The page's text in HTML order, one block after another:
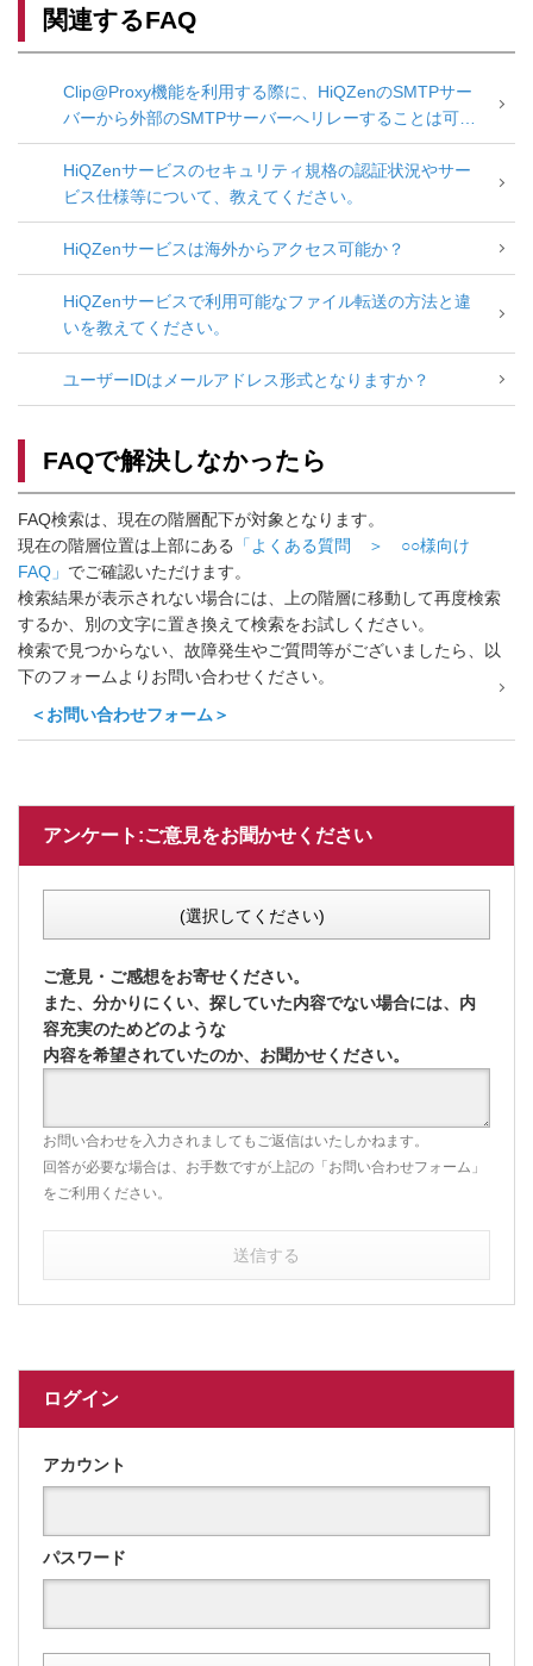
関連するFAQ
Clip@Proxy機能を利用する際に、HiQZenのSMTPサー
バーから外部のSMTPサーバーへリレーすることは可能
ですか？
HiQZenサービスのセキュリティ規格の認証状況やサー
ビス仕様等について、教えてください。
HiQZenサービスは海外からアクセス可能か？
HiQZenサービスで利用可能なファイル転送の方法と違
いを教えてください。
ユーザーIDはメールアドレス形式となりますか？
FAQで解決しなかったら
FAQ検索は、現在の階層配下が対象となります。
現在の階層位置は上部にある
「よくある質問 ＞ ○○様向け
FAQ」 でご確認いただけます。
検索結果が表示されない場合には、上の階層に移動して再度検索
するか、別の文字に置き換えて検索をお試しください。
検索で見つからない、故障発生やご質問等がございましたら、以
下のフォームよりお問い合わせください。
＜お問い合わせフォーム＞
アンケート:ご意見をお聞かせください
(選択してください)
ご意見・ご感想をお寄せください。
また、分かりにくい、探していた内容でない場合には、内
容充実のためどのような
内容を希望されていたのか、お聞かせください。
お問い合わせを入力されましてもご返信はいたしかねます。
回答が必要な場合は、お手数ですが上記の「お問い合わせフォーム」
をご利用ください。
送信する
ログイン
アカウント
パスワード